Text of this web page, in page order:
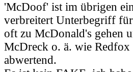
'McDoof' ist im übrigen
verbreitert Unterbegriff
oft zu McDonald's gehen
McDreck o. ä. wie Redfox
abwertend.